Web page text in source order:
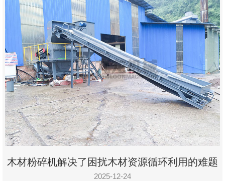
木材粉碎机解决了困扰木材资源循环利用的难题
2025-12-24